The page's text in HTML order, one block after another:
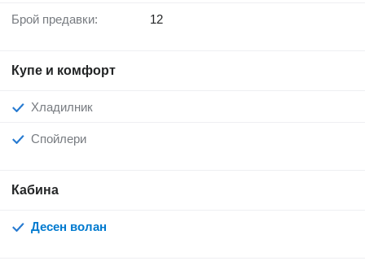
Брой предавки: 12
Купе и комфорт
Хладилник
Спойлери
Кабина
Десен волан